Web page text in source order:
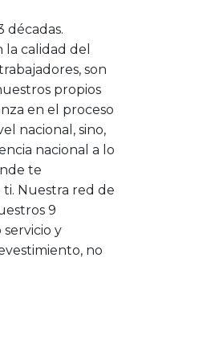
décadas.
calidad del
son
propios
en el proceso
nacional, sino,
nacional a lo
te
ti. Nuestra red de
9
y
no